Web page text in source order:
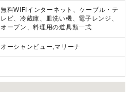
無料WIFIインターネット、ケーブル・テ
レビ、冷蔵庫、皿洗い機、電子レンジ、
オーブン、料理用の道具類一式
オーシャンビュー,マリーナ